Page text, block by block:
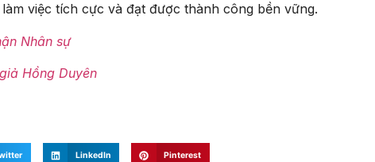
việc tích cực và đạt được thành công bền vững.
Nhân sự
Hồng Duyên
LinkedIn Pinterest